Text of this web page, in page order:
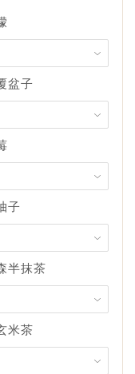
盆子
子
半抹茶
米茶